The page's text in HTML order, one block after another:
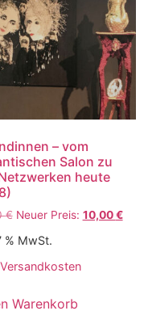
– vom
Salon zu
heute
€ Neuer Preis: 10,00€
% MwSt.
Versandkosten
Warenkorb